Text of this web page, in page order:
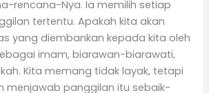
rencana-Nya. Ia memilih setiap
tertentu. Apakah kita akan
yang diembankan kepada kita oleh
imam, biarawan-biarawati,
Kita memang tidak layak, tetapi
menjawab panggilan itu sebaik-